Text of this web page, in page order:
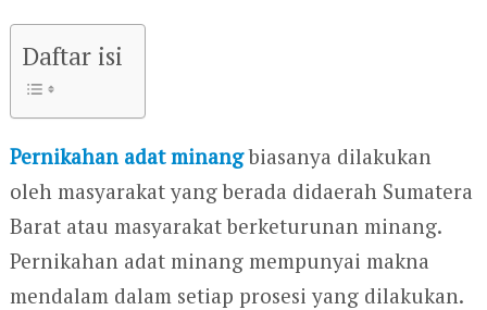
Daftar isi
Pernikahan adat minangbiasanya dilakukan
oleh masyarakat yang berada didaerah Sumatera
Barat atau masyarakat berketurunan minang.
Pernikahan adat minang mempunyai makna
mendalam dalam setiap prosesi yang dilakukan.